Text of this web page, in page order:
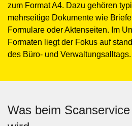
zum Format A4. Dazu gehören
mehrseitige Dokumente wie
Formulare oder Aktenseiten. Im
Formaten liegt der Fokus auf
des Büro- und Verwaltungsalltags.
Was beim